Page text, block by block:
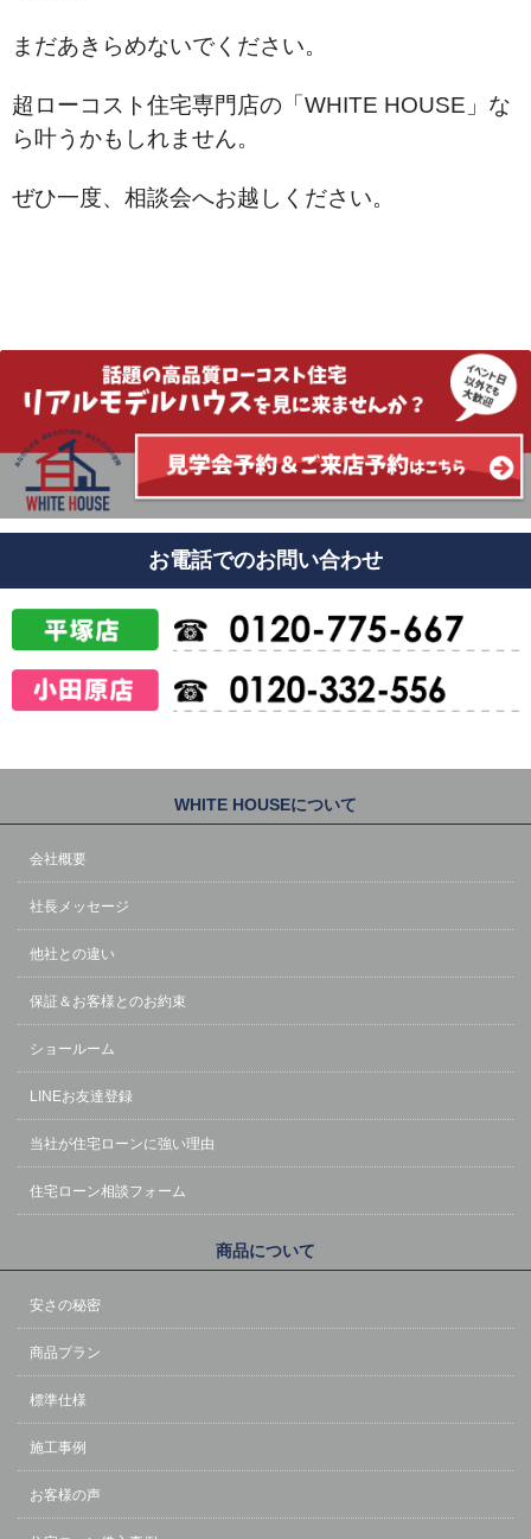
まだあきらめないでください。
超ローコスト住宅専門店の「WHITE HOUSE」な
ら叶うかもしれません。
ぜひ一度、相談会へお越しください。
お電話でのお問い合わせ
WHITE HOUSEについて
会社概要
社長メッセージ
他社との違い
保証＆お客様とのお約束
ショールーム
LINEお友達登録
当社が住宅ローンに強い理由
住宅ローン相談フォーム
商品について
安さの秘密
商品プラン
標準仕様
施工事例
お客様の声